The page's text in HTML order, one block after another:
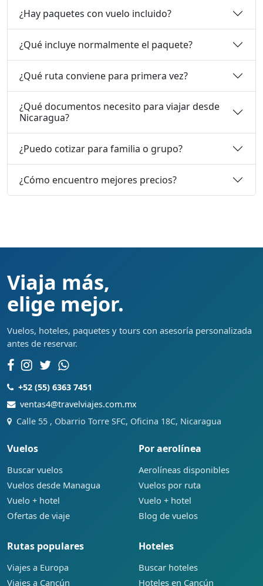
¿Hay paquetes con vuelo incluido?
¿Qué incluye normalmente el paquete?
¿Qué ruta conviene para primera vez?
¿Qué documentos necesito para viajar desde
Nicaragua?
¿Puedo cotizar para familia o grupo?
¿Cómo encuentro mejores precios?
Viaja más,
elige mejor.
Vuelos, hoteles, paquetes y tours con asesoría personalizada
antes de reservar.
+52 (55) 6363 7451
ventas4@travelviajes.com.mx
Calle 55 , Obarrio Torre SFC, Oficina 18C, Nicaragua
Vuelos
Buscar vuelos
Vuelos desde Managua
Vuelo + hotel
Ofertas de viaje
Por aerolínea
Aerolíneas disponibles
Vuelos por ruta
Vuelo + hotel
Blog de vuelos
Rutas populares
Viajes a Europa
Viajes a Cancún
Hoteles
Buscar hoteles
Hoteles en Cancún